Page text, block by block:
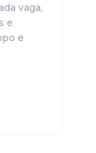
vaga,
e
e